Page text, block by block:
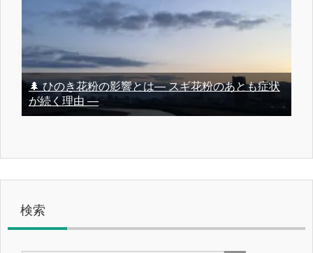
🌲 ひのき花粉の影響とは― スギ花粉のあとも症状
が続く理由 ―
検索